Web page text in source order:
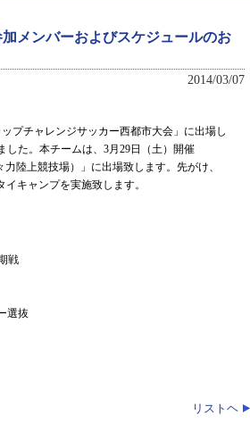
メンバーおよびスケジュールのお
2014/03/07
プチャレンジサッカー西都市大会」に出場し
た。本チームは、3月29日（土）開催
力陸上競技場）」に出場致します。先がけ、
キャンプを実施致します。
戦
選抜
リストヘ